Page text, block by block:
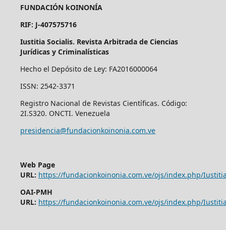
FUNDACIÓN kOINONÍA
RIF: J-407575716
Iustitia Socialis. Revista Arbitrada de Ciencias
Jurídicas y Criminalísticas
Hecho el Depósito de Ley: FA2016000064
ISSN: 2542-3371
Registro Nacional de Revistas Científicas. Código:
2I.S320. ONCTI. Venezuela
presidencia@fundacionkoinonia.com.ve
Web Page
URL: https://fundacionkoinonia.com.ve/ojs/index.php/
OAI-PMH
URL: https://fundacionkoinonia.com.ve/ojs/index.php/